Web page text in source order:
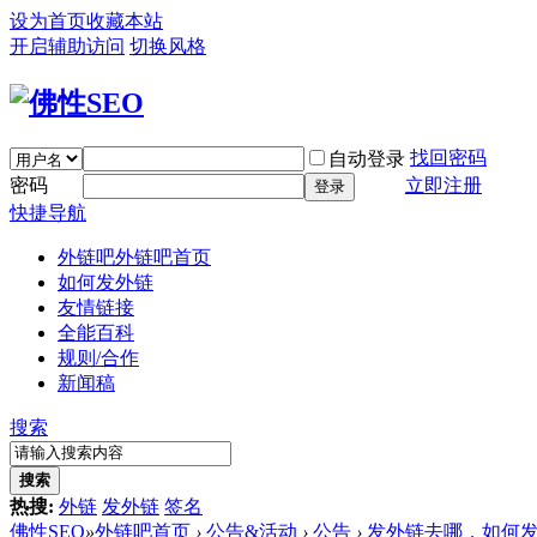
设为首页收藏本站
开启辅助访问 切换风格
自动登录 找回密码
密码
登录
立即注册
快捷导航
外链吧外链吧首页
如何发外链
友情链接
全能百科
规则/合作
新闻稿
搜索
搜索
热搜: 外链 发外链 签名
佛性SEO»外链吧首页 › 公告&活动 › 公告 › 发外链去哪，如何